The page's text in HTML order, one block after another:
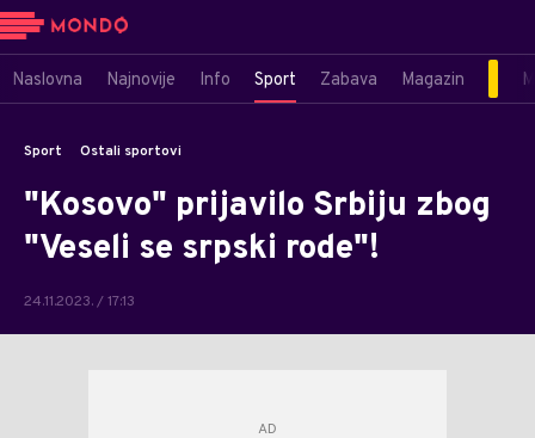
Naslovna Najnovije Info Sport Zabava Magazin
Sport Ostali sportovi
"Kosovo" prijavilo Srbiju zbog
"Veseli se srpski rode"!
24.11.2023. / 17:13